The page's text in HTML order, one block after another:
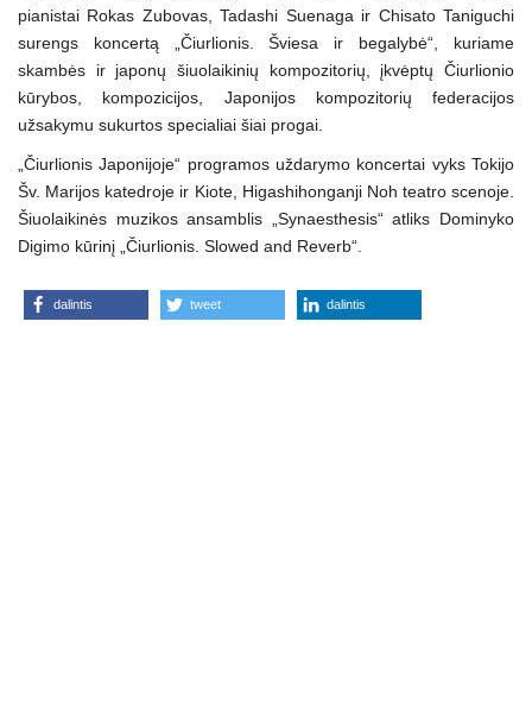
pianistai Rokas Zubovas, Tadashi Suenaga ir Chisato Taniguchi
surengs koncertą „Čiurlionis. Šviesa ir begalybė“, kuriame
skambės ir japonų šiuolaikinių kompozitorių, įkvėptų Čiurlionio
kūrybos, kompozicijos, Japonijos kompozitorių federacijos
užsakymu sukurtos specialiai šiai progai.
„Čiurlionis Japonijoje“ programos uždarymo koncertai vyks Tokijo
Šv. Marijos katedroje ir Kiote, Higashihonganji Noh teatro scenoje.
Šiuolaikinės muzikos ansamblis „Synaesthesis“ atliks Dominyko
Digimo kūrinį „Čiurlionis. Slowed and Reverb“.
dalintis tweet dalintis